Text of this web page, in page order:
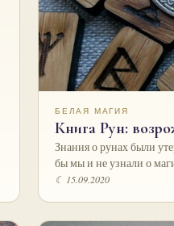
БЕЛАЯ МАГИЯ
Книга Рун:
Знания о рунах были
бы мы и не узнали о
☾ 15.09.2020